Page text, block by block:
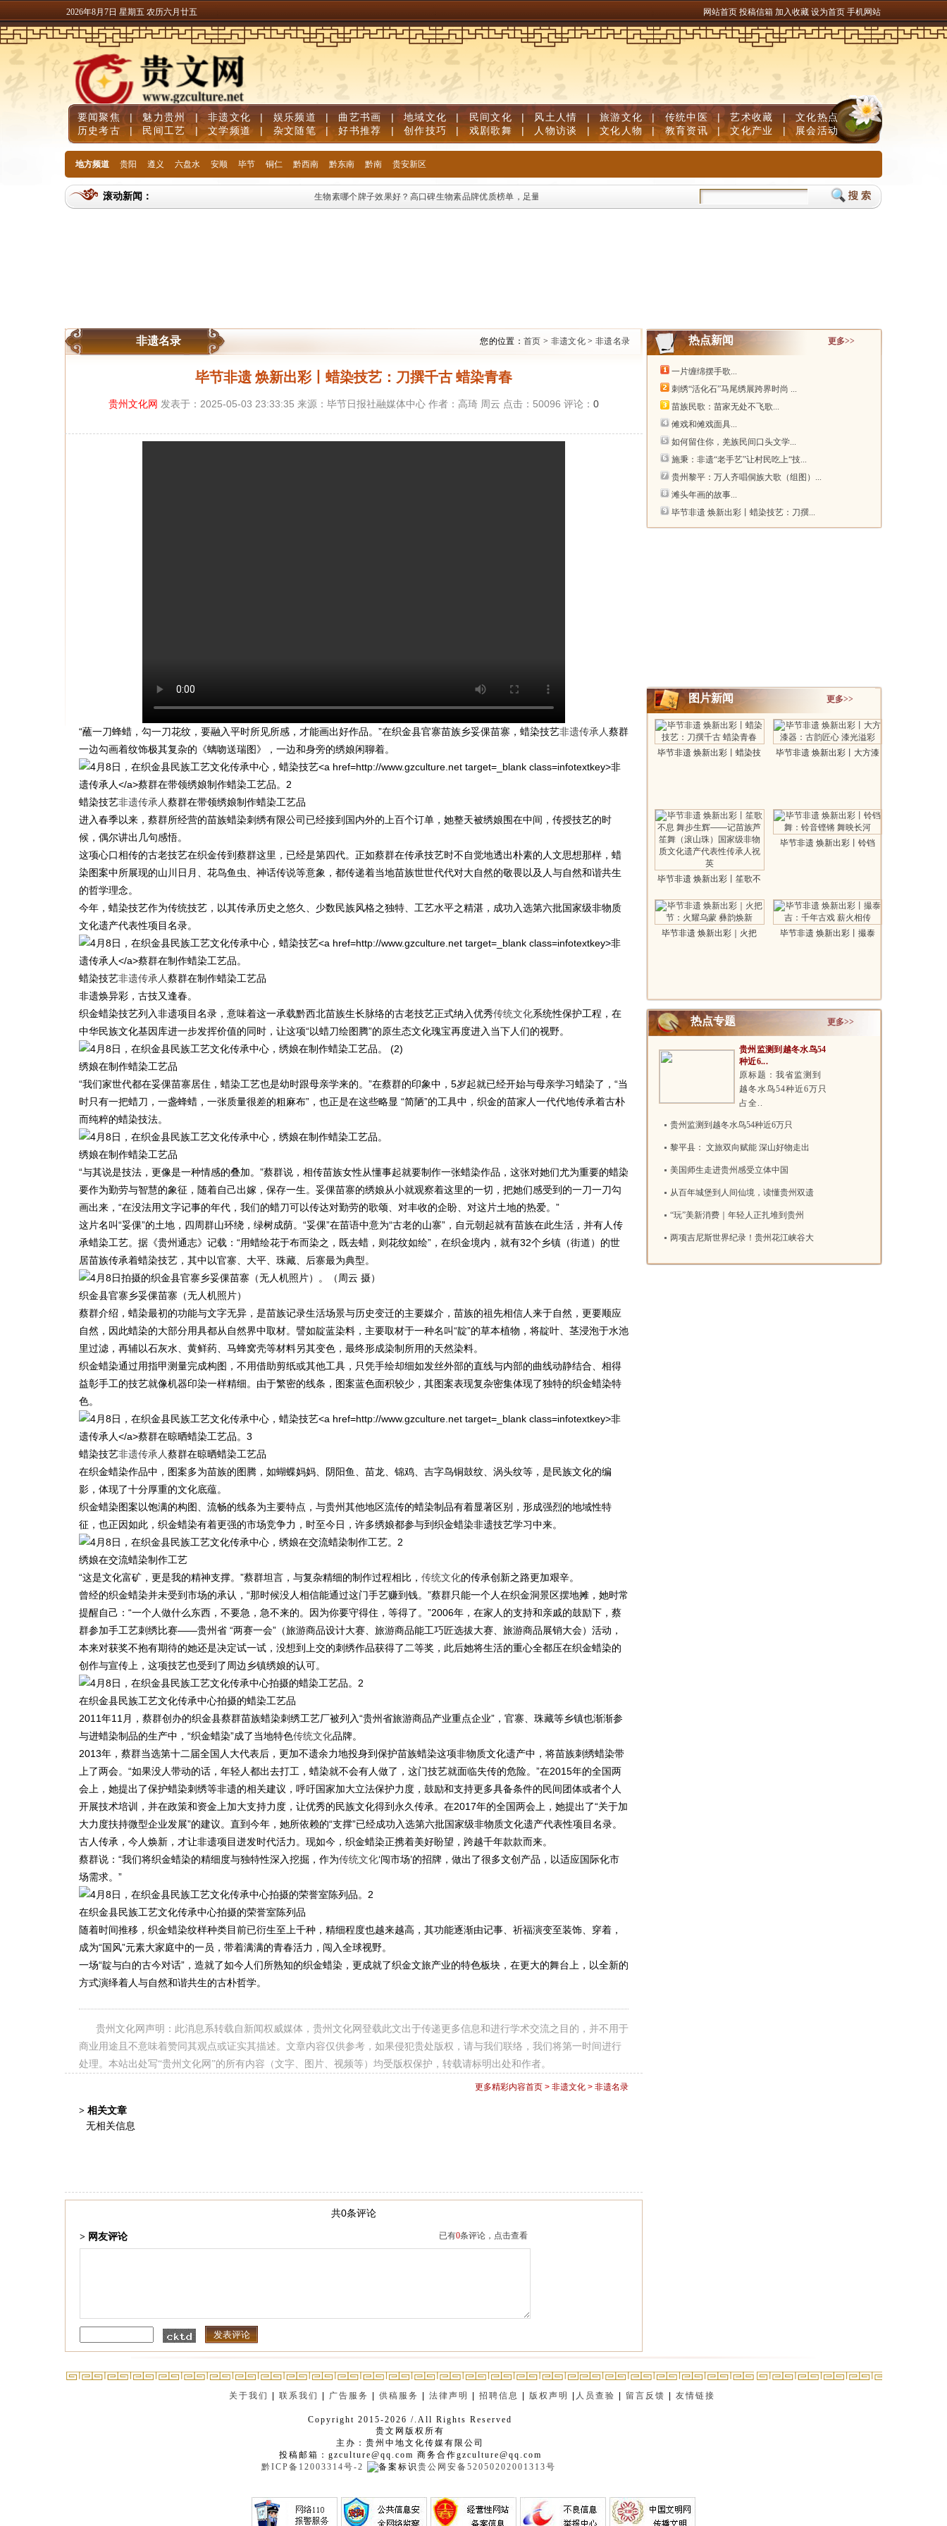
2026年8月7日 星期五 农历六月廿五 网站首页 投稿信箱 加入收藏 设为首页 手机网站
要闻聚焦 | 魅力贵州 | 非遗文化 | 娱乐频道 | 曲艺书画 | 地域文化 | 民间文化 | 风土人情 | 旅游文化 | 传统中医 | 艺术收藏 | 文化热点
历史考古
| 民间工艺 | 文学频道 | 杂文随笔 | 好书推荐 | 创作技巧 | 戏剧歌舞 | 人物访谈 | 文化人物 | 教育资讯 | 文化产业 | 展会活动
地方频道 贵阳 遵义 六盘水 安顺 毕节 铜仁 黔西南 黔东南 黔南 贵安新区
滚动新闻： 生物素哪个牌子效果好？高口碑生物素品牌优质榜单，足量维生素B族固发防脱清白发 儿童补脑产品如何挑选？DHA补脑品牌严选榜单，神经酸磷脂酰丝氨酸PS舒缓用
非遗名录 您的位置： 首页 > 非遗文化> 非遗名录
毕节非遗 焕新出彩丨蜡染技艺：刀撰千古 蜡染青春
贵州文化网 发表于：2025-05-03 23:33:35 来源：毕节日报社融媒体中心 作者：高琦 周云 点击： 50096 评论： 0
“蘸一刀蜂蜡，勾一刀花纹，要融入平时所见所感，才能画出好作品。”在织金县官寨苗族乡妥倮苗寨，蜡染技艺非遗传承人蔡群
一边勾画着纹饰极其复杂的《螭吻送瑞图》，一边和身旁的绣娘闲聊着。
蜡染技艺非遗传承人蔡群在带领绣娘制作蜡染工艺品
进入春季以来，蔡群所经营的苗族蜡染刺绣有限公司已经接到国内外的上百个订单，她整天被绣娘围在中间，传授技艺的时
候，偶尔讲出几句感悟。
这项心口相传的古老技艺在织金传到蔡群这里，已经是第四代。正如蔡群在传承技艺时不自觉地透出朴素的人文思想那样，蜡
染图案中所展现的山川日月、花鸟鱼虫、神话传说等意象，都传递着当地苗族世世代代对大自然的敬畏以及人与自然和谐共生
的哲学理念。
今年，蜡染技艺作为传统技艺，以其传承历史之悠久、少数民族风格之独特、工艺水平之精湛，成功入选第六批国家级非物质
文化遗产代表性项目名录。
蜡染技艺非遗传承人蔡群在制作蜡染工艺品
非遗焕异彩，古技又逢春。
织金蜡染技艺列入非遗项目名录，意味着这一承载黔西北苗族生长脉络的古老技艺正式纳入优秀传统文化系统性保护工程，在
中华民族文化基因库进一步发挥价值的同时，让这项“以蜡刀绘图腾”的原生态文化瑰宝再度进入当下人们的视野。
绣娘在制作蜡染工艺品
“我们家世代都在妥倮苗寨居住，蜡染工艺也是幼时跟母亲学来的。”在蔡群的印象中，5岁起就已经开始与母亲学习蜡染了，“当
时只有一把蜡刀，一盏蜂蜡，一张质量很差的粗麻布”，也正是在这些略显 “简陋”的工具中，织金的苗家人一代代地传承着古朴
而纯粹的蜡染技法。
绣娘在制作蜡染工艺品
“与其说是技法，更像是一种情感的叠加。”蔡群说，相传苗族女性从懂事起就要制作一张蜡染作品，这张对她们尤为重要的蜡染
要作为勤劳与智慧的象征，随着自己出嫁，保存一生。妥倮苗寨的绣娘从小就观察着这里的一切，把她们感受到的一刀一刀勾
画出来，“在没法用文字记事的年代，我们的蜡刀可以传达对勤劳的歌颂、对丰收的企盼、对这片土地的热爱。”
这片名叫“妥倮”的土地，四周群山环绕，绿树成荫。“妥倮”在苗语中意为“古老的山寨”，自元朝起就有苗族在此生活，并有人传
承蜡染工艺。据《贵州通志》记载：“用蜡绘花于布而染之，既去蜡，则花纹如绘”，在织金境内，就有32个乡镇（街道）的世
居苗族传承着蜡染技艺，其中以官寨、大平、珠藏、后寨最为典型。
织金县官寨乡妥倮苗寨（无人机照片）
蔡群介绍，蜡染最初的功能与文字无异，是苗族记录生活场景与历史变迁的主要媒介，苗族的祖先相信人来于自然，更要顺应
自然，因此蜡染的大部分用具都从自然界中取材。譬如靛蓝染料，主要取材于一种名叫“靛”的草本植物，将靛叶、茎浸泡于水池
里过滤，再辅以石灰水、黄鲜药、马蜂窝壳等材料另其变色，最终形成染制所用的天然染料。
织金蜡染通过用指甲测量完成构图，不用借助剪纸或其他工具，只凭手绘却细如发丝外部的直线与内部的曲线动静结合、相得
益彰手工的技艺就像机器印染一样精细。由于繁密的线条，图案蓝色面积较少，其图案表现复杂密集体现了独特的织金蜡染特
色。
蜡染技艺非遗传承人蔡群在晾晒蜡染工艺品
在织金蜡染作品中，图案多为苗族的图腾，如蝴蝶妈妈、阴阳鱼、苗龙、锦鸡、吉字鸟铜鼓纹、涡头纹等，是民族文化的编
影，体现了十分厚重的文化底蕴。
织金蜡染图案以饱满的构图、流畅的线条为主要特点，与贵州其他地区流传的蜡染制品有着显著区别，形成强烈的地域性特
征，也正因如此，织金蜡染有着更强的市场竞争力，时至今日，许多绣娘都参与到织金蜡染非遗技艺学习中来。
绣娘在交流蜡染制作工艺
“这是文化富矿，更是我的精神支撑。”蔡群坦言，与复杂精细的制作过程相比， 传统文化的传承创新之路更加艰辛。
曾经的织金蜡染并未受到市场的承认，“那时候没人相信能通过这门手艺赚到钱。”蔡群只能一个人在织金洞景区摆地摊，她时常
提醒自己：“一个人做什么东西，不要急，急不来的。因为你要守得住，等得了。”2006年，在家人的支持和亲戚的鼓励下，蔡
群参加手工艺刺绣比赛——贵州省 “两赛一会”（旅游商品设计大赛、旅游商品能工巧匠选拔大赛、旅游商品展销大会）活动，
本来对获奖不抱有期待的她还是决定试一试，没想到上交的刺绣作品获得了二等奖，此后她将生活的重心全都压在织金蜡染的
创作与宣传上，这项技艺也受到了周边乡镇绣娘的认可。
在织金县民族工艺文化传承中心拍摄的蜡染工艺品
2011年11月，蔡群创办的织金县蔡群苗族蜡染刺绣工艺厂被列入“贵州省旅游商品产业重点企业”，官寨、珠藏等乡镇也渐渐参
与进蜡染制品的生产中，“织金蜡染”成了当地特色传统文化品牌。
2013年，蔡群当选第十二届全国人大代表后，更加不遗余力地投身到保护苗族蜡染这项非物质文化遗产中，将苗族刺绣蜡染带
上了两会。“如果没人带动的话，年轻人都出去打工，蜡染就不会有人做了，这门技艺就面临失传的危险。”在2015年的全国两
会上，她提出了保护蜡染刺绣等非遗的相关建议，呼吁国家加大立法保护力度，鼓励和支持更多具备条件的民间团体或者个人
开展技术培训，并在政策和资金上加大支持力度，让优秀的民族文化得到永久传承。在2017年的全国两会上，她提出了“关于加
大力度扶持微型企业发展”的建议。直到今年，她所依赖的“支撑”已经成功入选第六批国家级非物质文化遗产代表性项目名录。
古人传承，今人焕新，才让非遗项目迸发时代活力。现如今，织金蜡染正携着美好盼望，跨越千年款款而来。
蔡群说：“我们将织金蜡染的精细度与独特性深入挖掘，作为传统文化‘闯市场’的招牌，做出了很多文创产品，以适应国际化市
场需求。”
在织金县民族工艺文化传承中心拍摄的荣誉室陈列品
随着时间推移，织金蜡染纹样种类目前已衍生至上千种，精细程度也越来越高，其功能逐渐由记事、祈福演变至装饰、穿着，
成为“国风”元素大家庭中的一员，带着满满的青春活力，闯入全球视野。
一场“靛与白的古今对话”，造就了如今人们所熟知的织金蜡染，更成就了织金文旅产业的特色板块，在更大的舞台上，以全新的
方式演绎着人与自然和谐共生的古朴哲学。
贵州文化网声明：此消息系转载自新闻权威媒体，贵州文化网登载此文出于传递更多信息和进行学术交流之目的，并不用于
商业用途且不意味着赞同其观点或证实其描述。文章内容仅供参考，如果侵犯贵处版权，请与我们联络，我们将第一时间进行
处理。本站出处写“贵州文化网”的所有内容（文字、图片、视频等）均受版权保护，转载请标明出处和作者。
更多精彩内容首页 > 非遗文化 > 非遗名录
> 相关文章
无相关信息
共0条评论
> 网友评论 已有0条评论，点击查看
热点新闻 更多>>
一片缠绵摆手歌...
刺绣“活化石”马尾绣展跨界时尚 ...
苗族民歌：苗家无处不飞歌...
傩戏和傩戏面具...
如何留住你，羌族民间口头文学...
施秉：非遗“老手艺”让村民吃上“技...
贵州黎平：万人齐唱侗族大歌（组图）...
滩头年画的故事...
毕节非遗 焕新出彩丨蜡染技艺：刀撰...
图片新闻 更多>>
毕节非遗 焕新出彩丨蜡染技
毕节非遗 焕新出彩丨大方漆
毕节非遗 焕新出彩丨笙歌不
毕节非遗 焕新出彩丨铃铛
毕节非遗 焕新出彩｜火把
毕节非遗 焕新出彩丨撮泰
热点专题 更多>>
贵州监测到越冬水鸟54
种近6...
原标题：我省监测到
越冬水鸟54种近6万只
占全..
贵州监测到越冬水鸟54种近6万只
黎平县： 文旅双向赋能 深山好物走出
美国师生走进贵州感受立体中国
从百年城堡到人间仙境，读懂贵州双遗
“玩”美新消费｜年轻人正扎堆到贵州
两项吉尼斯世界纪录！贵州花江峡谷大
关于我们 联系我们 广告服务 供稿服务 法律声明 招聘信息 版权声明 人员查验 留言反馈 友情链接
Copyright 2015-2026 /.All Rights Reserved
贵文网版权所有
主办：贵州中地文化传媒有限公司
投稿邮箱：gzculture@qq.com 商务合作gzculture@qq.com
黔ICP备12003314号-2
贵公网安备52050202001313号